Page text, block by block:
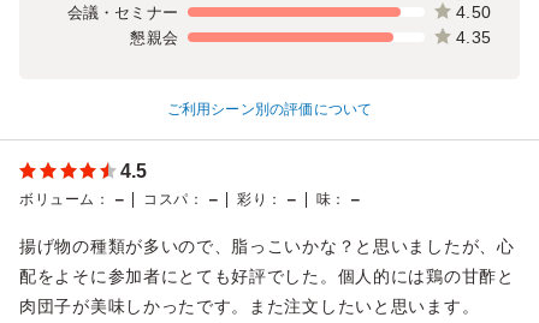
会議・セミナー 4.50
懇親会 4.35
ご利用シーン別の評価について
4.5
ボリューム ： － コスパ ： － 彩り ： － 味 ： －
揚げ物の種類が多いので、脂っこいかな？と思いましたが、心
配をよそに参加者にとても好評でした。個人的には鶏の甘酢と
肉団子が美味しかったです。また注文したいと思います。